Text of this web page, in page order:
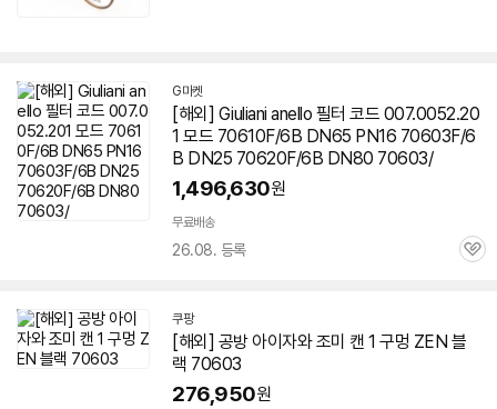
G마켓
[해외] Giuliani anello 필터 코드 007.0052.20
1 모드 70610F/6B DN65 PN16 70603F/6
B DN25 70620F/6B DN80 70603/
1,496,630원
무료배송
26.08. 등록
관
쿠팡
[해외] 공방 아이자와 조미 캔 1 구멍 ZEN 블
랙 70603
276,950원